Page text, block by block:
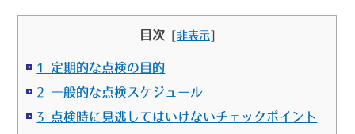
目次 非表示]
1 定期的な点検の目的
2 一般的な点検スケジュール
3 点検時に見逃してはいけないチェックポイント